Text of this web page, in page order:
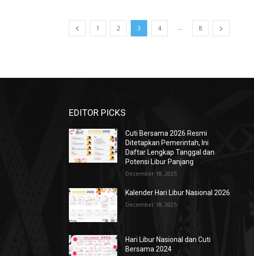
1 2 3 4 ... 8
EDITOR PICKS
Cuti Bersama 2026 Resmi
Ditetapkan Pemerintah, Ini
Daftar Lengkap Tanggal dan
Potensi Libur Panjang
December 18, 2025
Kalender Hari Libur Nasional 2026
December 18, 2025
Hari Libur Nasional dan Cuti
Bersama 2024